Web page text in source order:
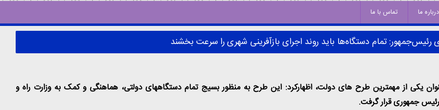
درباره ما تماس با ما
رئیس‌جمهور: تمام دستگاه‌ها باید روند اجرای بازآفرینی شهری را سرعت بخشند
یکی از مهمترین طرح های دولت، اظهارکرد: این طرح به منظور بسیج تمام دستگاههای دولتی، هماهنگی و کمک به وزارت راه و
رئیس جمهوری قرار گرفت.